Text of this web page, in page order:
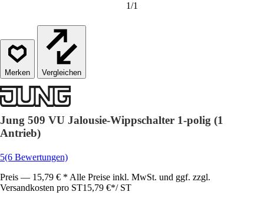
1/1
Vergleichen
Jung 509 VU Jalousie-Wippschalter 1-polig (1
Antrieb)
5(6 Bewertungen)
Preis — 15,79 € * Alle Preise inkl. MwSt. und ggf. zzgl.
Versandkosten pro ST15,79 €*/ ST